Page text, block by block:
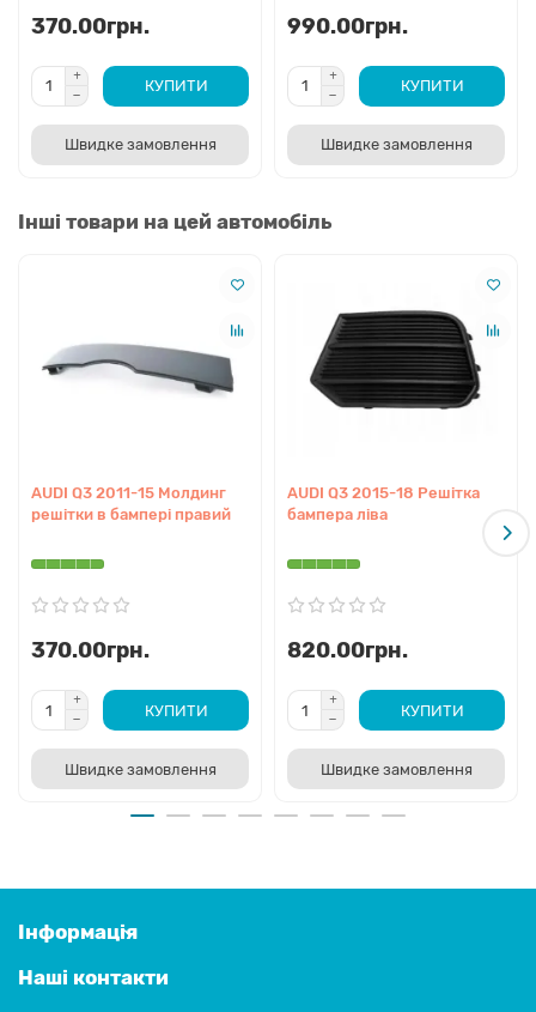
370.00грн.
КУПИТИ
Швидке замовлення
990.00грн.
КУПИТИ
Швидке замовлення
Інші товари на цей автомобіль
AUDI Q3 2011-15 Молдинг
решітки в бампері правий
370.00грн.
КУПИТИ
Швидке замовлення
AUDI Q3 2015-18 Решітка
бампера ліва
820.00грн.
КУПИТИ
Швидке замовлення
Інформація
Наші контакти